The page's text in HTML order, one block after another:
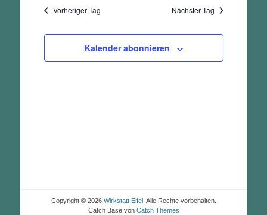
Ansichten,
Vorheriger Tag Nächster Tag
Kalender abonnieren
Copyright © 2026 Wirkstatt Eifel . Alle Rechte vorbehalten.
Catch Base von Catch Themes